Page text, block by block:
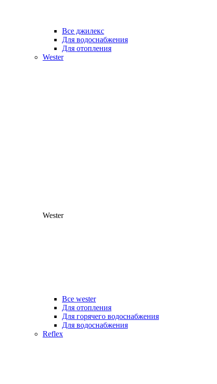
Все джилекс
Для водоснабжения
Для отопления
Wester
Wester
Все wester
Для отопления
Для горячего водоснабжения
Для водоснабжения
Reflex